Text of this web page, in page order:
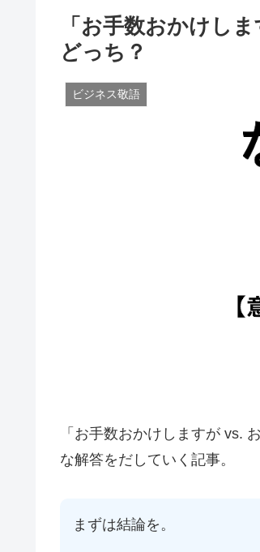
「お手数おかけし
どっち？
ビジネス敬語
「お手数おかけしますが vs.
な解答をだしていく記事。
まずは結論を。